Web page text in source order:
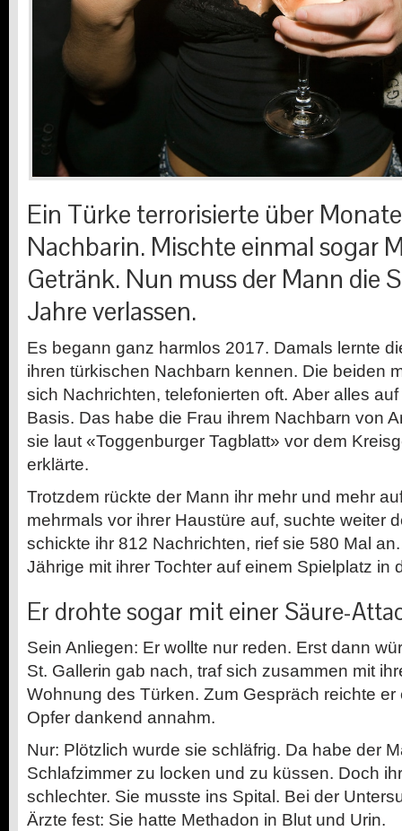
Ein Türke terrorisierte über
Nachbarin. Mischte einmal sogar
Getränk. Nun muss der Mann die
Jahre verlassen.
Es begann ganz harmlos 2017. Damals lernte
ihren türkischen Nachbarn kennen. Die beiden
sich Nachrichten, telefonierten oft. Aber alles
Basis. Das habe die Frau ihrem Nachbarn von
sie laut «Toggenburger Tagblatt» vor dem
erklärte.
Trotzdem rückte der Mann ihr mehr und mehr
mehrmals vor ihrer Haustüre auf, suchte weiter
schickte ihr 812 Nachrichten, rief sie 580 Mal
Jährige mit ihrer Tochter auf einem Spielplatz in
Er drohte sogar mit einer Säure-
Sein Anliegen: Er wollte nur reden. Erst dann
St. Gallerin gab nach, traf sich zusammen mit
Wohnung des Türken. Zum Gespräch reichte
Opfer dankend annahm.
Nur: Plötzlich wurde sie schläfrig. Da habe der
Schlafzimmer zu locken und zu küssen. Doch
schlechter. Sie musste ins Spital. Bei der
Ärzte fest: Sie hatte Methadon in Blut und Urin.